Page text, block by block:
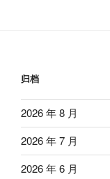
归档
2026 年 8 月
2026 年 7 月
2026 年 6 月